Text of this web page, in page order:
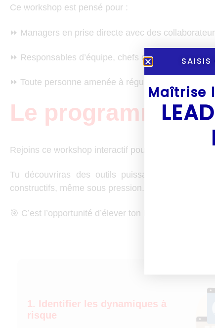
Ce workshop est pensé pour :
⏩ Managers en prise directe avec des
⏩ Responsables d’équipe, chefs de projet ou
⏩ Toute personne amenée à réguler, arbitrer ou
Le programme -
Rejoins ce workshop interactif pour renforcer ta
Tu découvriras des outils puissants,
constructifs, même sous pression.
🎯 C’est l’opportunité d’élever ton leadership
1. Identifier les dynamiques à
risque
SAISIS
Maîtrise